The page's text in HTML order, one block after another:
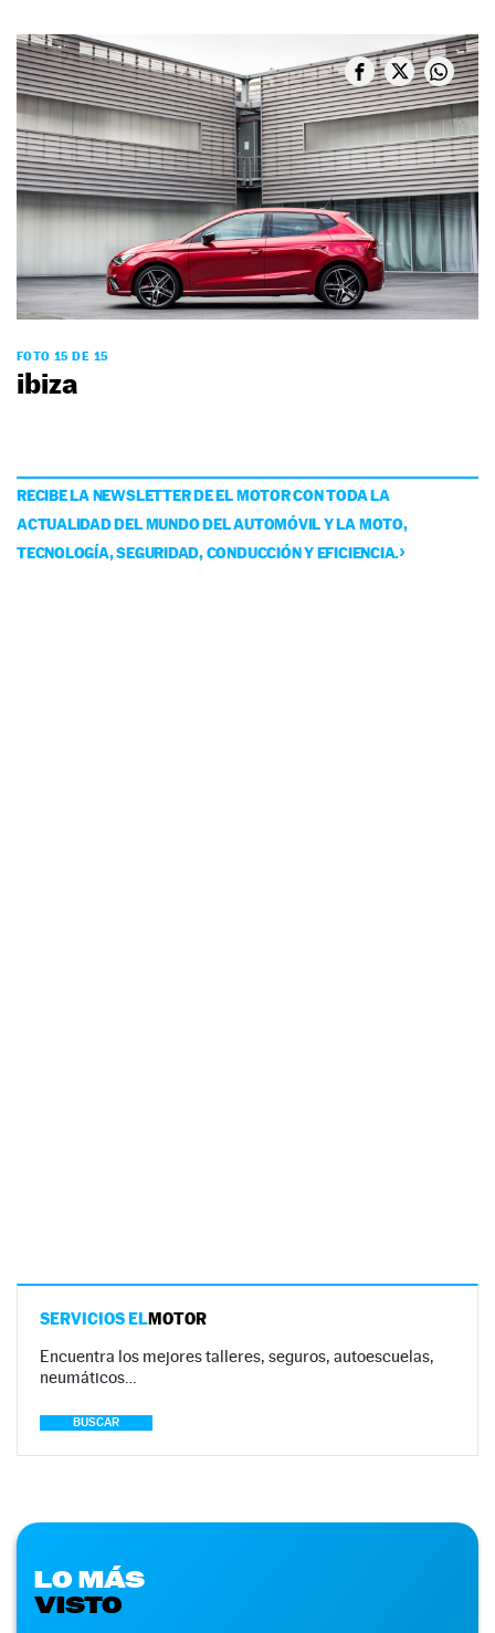
FOTO 15 DE 15
ibiza
RECIBE LA NEWSLETTER DE EL MOTOR CON TODA LA
ACTUALIDAD DEL MUNDO DEL AUTOMÓVIL Y LA MOTO,
TECNOLOGÍA, SEGURIDAD, CONDUCCIÓN Y EFICIENCIA.
SERVICIOS ELMOTOR
Encuentra los mejores talleres, seguros, autoescuelas,
neumáticos…
BUSCAR
LO MÁS
VISTO